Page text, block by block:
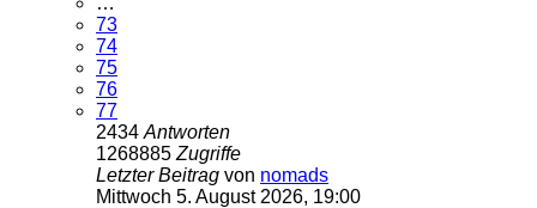
73
74
75
76
77
2434 Antworten
1268885 Zugriffe
Letzter Beitrag von nomads
Mittwoch 5. August 2026, 19:00